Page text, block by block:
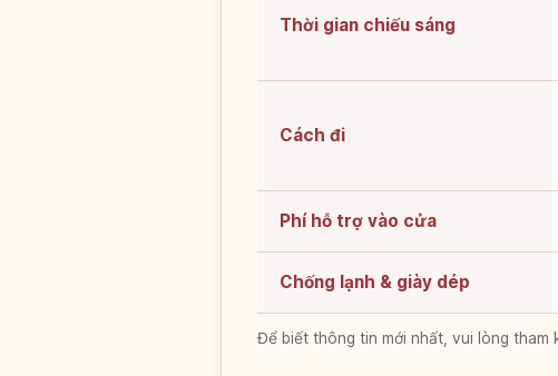
Thời gian chiếu sáng
Cách đi
Phí hỗ trợ vào cửa
Chống lạnh & giày dép
Để biết thông tin mới nhất, vui lòng